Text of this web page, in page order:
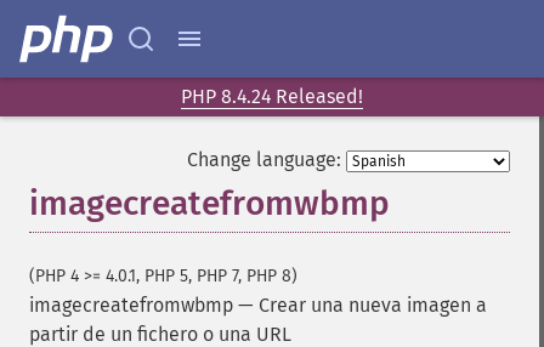
PHP 8.4.24 Released!
Change language:
imagecreatefromwbmp
(PHP 4 >= 4.0.1, PHP 5, PHP 7, PHP 8)
imagecreatefromwbmp — Crear una nueva imagen a
partir de un fichero o una URL